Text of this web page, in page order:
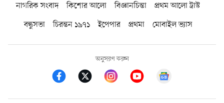
নাগরিক সংবাদ কিশোর আলো বিজ্ঞানচিন্তা
প্রথম আলো ট্রাস্ট
বন্ধুসভা
চিরন্তন ১৯৭১ ইপেপার প্রথমা মোবাইল ভ্যাস
অনুসরণ করুন